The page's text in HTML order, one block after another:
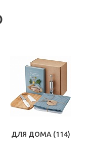
ДЛЯ ДОМА (114)